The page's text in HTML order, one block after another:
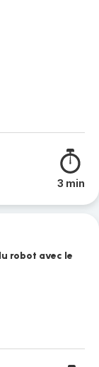
3 min
robot avec le